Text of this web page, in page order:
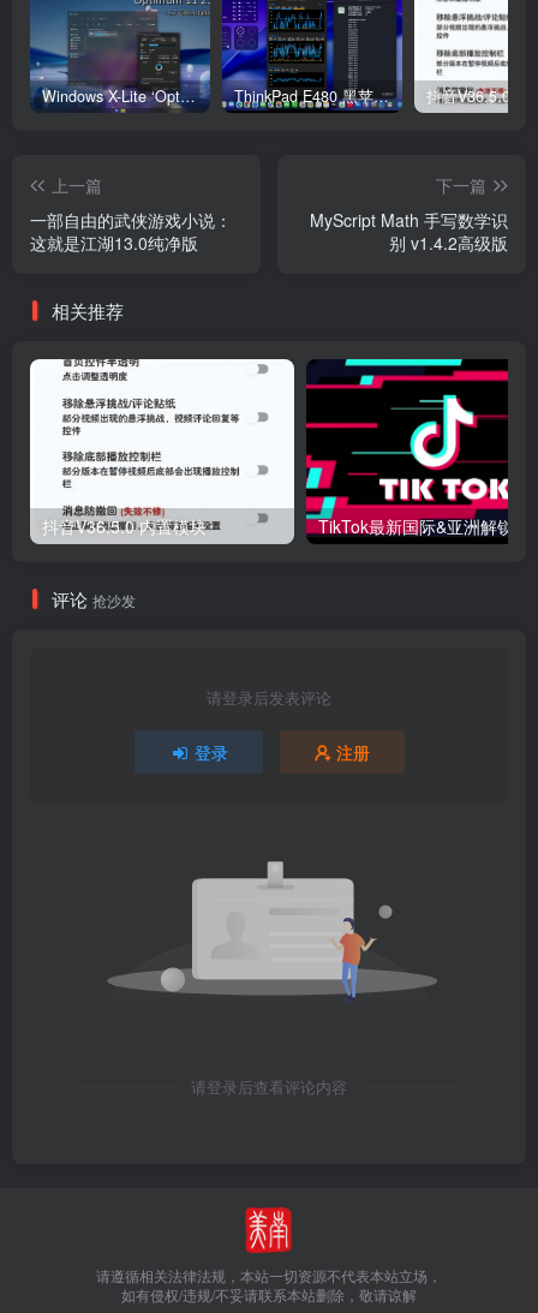
Windows X-Lite ‘Optimum 11’ 25H2 Pro v2 ThinkPad E480 黑苹果完美Tahoe的EFI分享（2026.03.01更新） 抖音V36.5.0 内
上一篇
一部自由的武侠游戏小说：
这就是江湖13.0纯净版
下一篇
MyScript Math 手写数学识
别 v1.4.2高级版
相关推荐
抖音V36.5.0 内置模块
评论 抢沙发
请登录后发表评论
登录 注册
请登录后查看评论内容
请遵循相关法律法规，本站一切资源不代表本站立场，
如有侵权/违规/不妥请联系本站删除，敬请谅解